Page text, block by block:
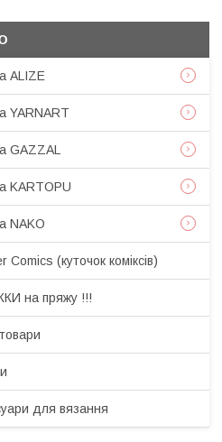
ALIZE
YARNART
GAZZAL
KARTOPU
NAKO
Comics (куточок коміксів)
на пряжу !!!
для вязання